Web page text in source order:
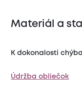
Materiál a
K dokonalosti
Údržba obliečok